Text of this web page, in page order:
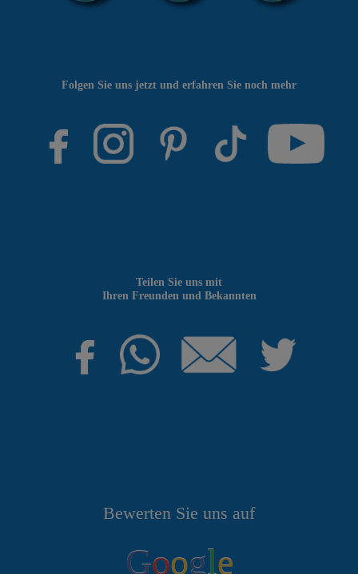
Bewerten Sie uns auf
Google
Teilen Sie uns mit
Ihren Freunden und Bekannten
Folgen Sie uns jetzt und erfahren Sie noch mehr